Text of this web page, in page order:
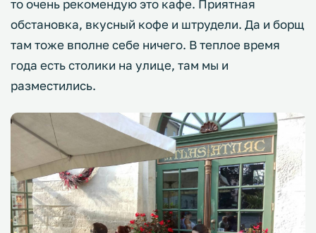
то очень рекомендую это кафе. Приятная
обстановка, вкусный кофе и штрудели. Да и борщ
там тоже вполне себе ничего. В теплое время
года есть столики на улице, там мы и
разместились.